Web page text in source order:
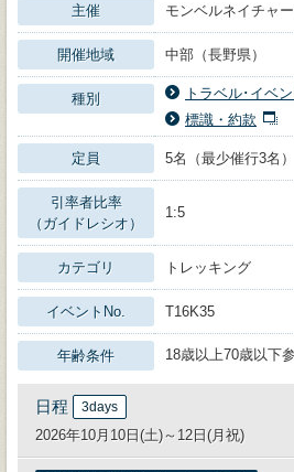
主催 モンベルネイチャ
開催地域 中部（長野県）
種別
トラベル･イベン
標識・約款
定員 5名（最少催行3名）
引率者比率
（ガイドレシオ）
1:5
カテゴリ トレッキング
イベントNo. T16K35
年齢条件 18歳以上70歳以下
日程 3days
2026年10月10日(土)～12日(月祝)